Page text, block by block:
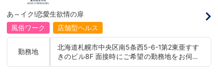
イトレジャー業界だからといって一般大手
企業様に引けを取らない体制で取り組んで
いる会社です。そのため、誰もが安心して
入社・勤務のできる環境なのです。それで
ャルサイトをご覧下さい。
【https://happiness-group.biz/】※お手
数ですがコピー＆ペーストしてURLを開い
00 yenLanguage allowance introduced
More preferential for those who are fluen
t in 3 or more languages인바운드 대책 철
저 공략무조건 월급 40만엔부터 시작!어
底的入站策略無條件月薪 400,000 日圓起
推出語言津貼能說至少三種語言者優先
あ～イク!恋愛生欲情の扉
風俗ワーク
店舗型ヘルス
勤務地
北海道札幌市中央区南5条西5-6-1第2東亜すす
きのビル8F 面接時にご希望の勤務地をお伺い
し、配属店舗を決定いたします。 入社後の転